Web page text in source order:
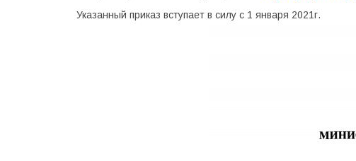
Указанный приказ вступает в силу с 1 января 2021г.